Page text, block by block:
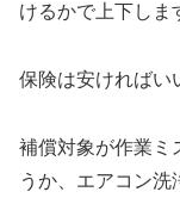
けるかで上下しま
保険は安ければい
補償対象が作業ミ
うか、エアコン洗